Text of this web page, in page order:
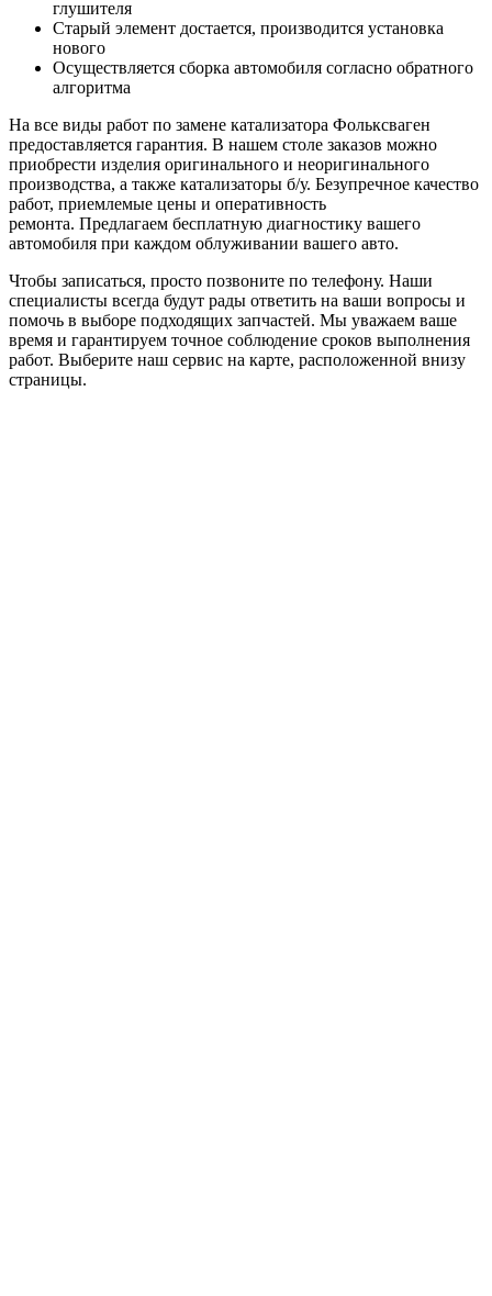
глушителя
Старый элемент достается, производится установка
нового
Осуществляется сборка автомобиля согласно обратного
алгоритма
На все виды работ по замене катализатора Фольксваген
предоставляется гарантия. В нашем столе заказов можно
приобрести изделия оригинального и неоригинального
производства, а также катализаторы б/у. Безупречное качество
работ, приемлемые цены и оперативность
ремонта. Предлагаем бесплатную диагностику вашего
автомобиля при каждом облуживании вашего авто.
Чтобы записаться, просто позвоните по телефону. Наши
специалисты всегда будут рады ответить на ваши вопросы и
помочь в выборе подходящих запчастей. Мы уважаем ваше
время и гарантируем точное соблюдение сроков выполнения
работ. Выберите наш сервис на карте, расположенной внизу
страницы.